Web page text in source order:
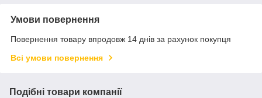
Умови повернення
Повернення товару впродовж 14 днів за рахунок покупця
Всі умови повернення
Подібні товари компанії